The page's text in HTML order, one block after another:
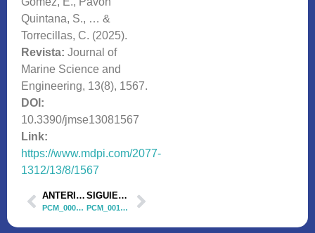
Quintana, S., … &
Torrecillas, C. (2025).
Revista: Journal of
Marine Science and
Engineering, 13(8), 1567.
DOI:
10.3390/jmse13081567
Link:
https://www.mdpi.com/2077-
1312/13/8/1567
ANTERIOR
PCM_00080 Artículo 1
SIGUIENTE
PCM_00124 Artículo 2